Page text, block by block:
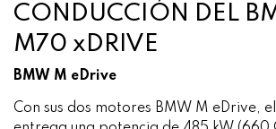
CONDUCCIÓN DEL
M70 xDRIVE
BMW M eDrive
Con sus dos motores BMW M eDrive,